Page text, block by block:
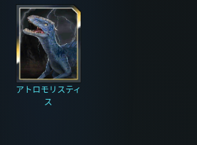
アトロモリスティ
ス